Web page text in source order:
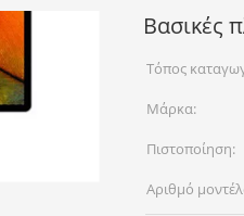
Βασικές
Τόπος
Μάρκα:
Πιστοποίηση:
Αριθμό